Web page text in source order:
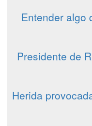
Entender algo
Presidente de
Herida